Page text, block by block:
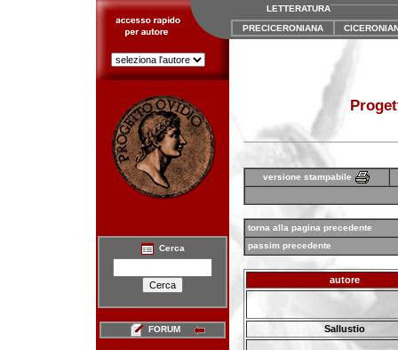
LETTERATURA
PRECICERONIANA
Cerca
FORUM
versione stampabile
torna alla pagina precedente
passim precedente
autore
Sallustio